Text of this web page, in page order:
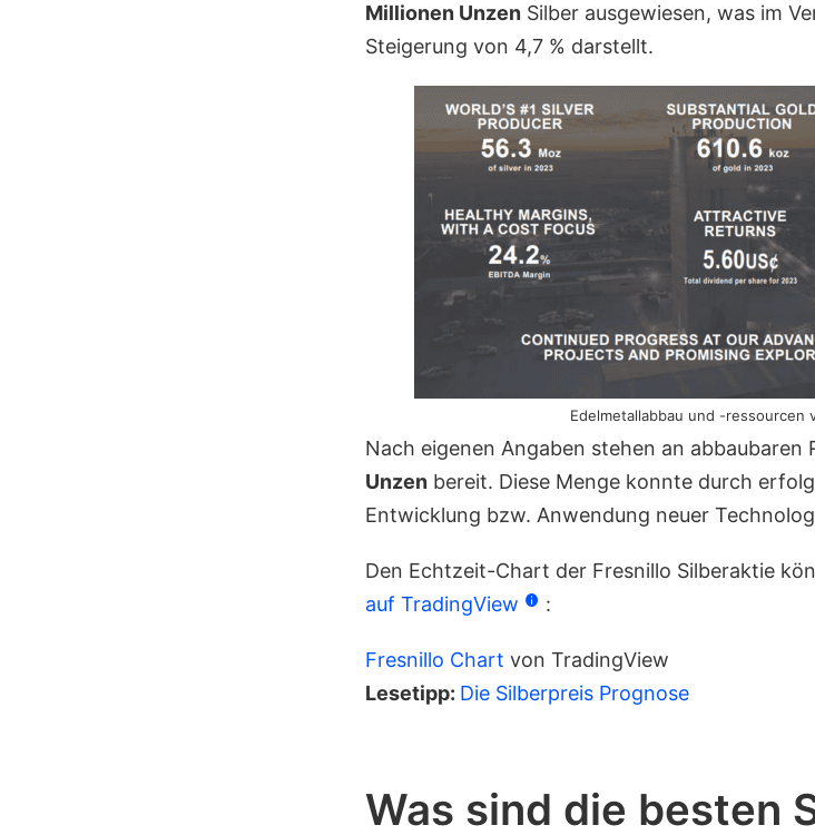
Millionen Unzen Silber ausgewiesen, was im
Steigerung von 4,7 % darstellt.
Edelmetallabbau und -ressourcen
Nach eigenen Angaben stehen an abbaubaren
Unzen bereit. Diese Menge konnte durch
Entwicklung bzw. Anwendung neuer
Den Echtzeit-Chart der Fresnillo Silberaktie
auf TradingView
:
Fresnillo Chart von TradingView
Lesetipp: Die Silberpreis Prognose
Was sind die besten